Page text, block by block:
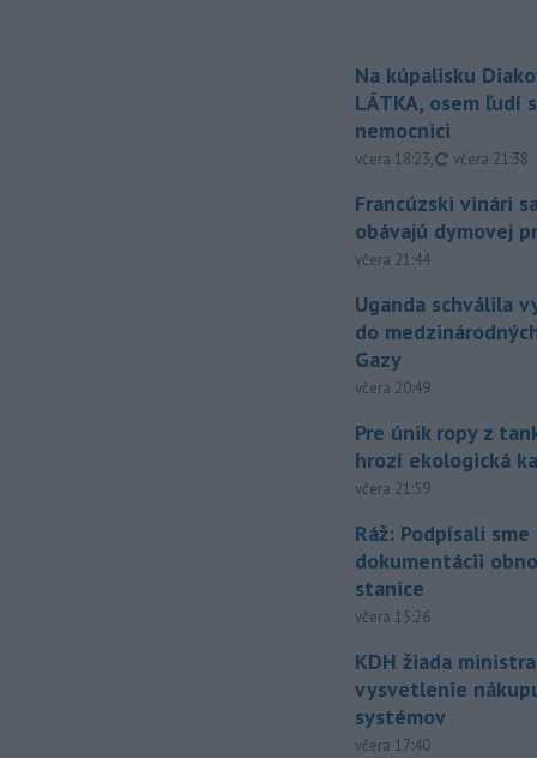
Na kúpalisku
LÁTKA, osem ľudí
nemocnici
včera 18:23, aktualizované
včera 21:38
Francúzski vinári
obávajú dymovej
včera 21:44
Uganda schválila
do
Gazy
včera 20:49
Pre únik ropy z
hrozí ekologická
včera 21:59
Ráž: Podpísali
dokumentácii
stanice
včera 15:26
KDH žiada
vysvetlenie
systémov
včera 17:40